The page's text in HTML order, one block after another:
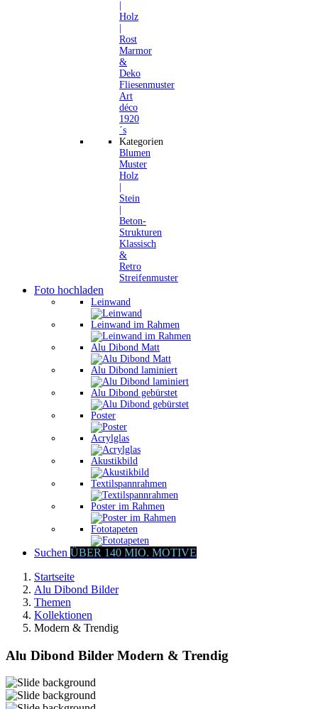
Holz
Rost
Marmor
&
Deko
Fliesenmuster
Art
déco
1920
´s
Kategorien
Blumen
Muster
Holz
Stein
Beton-
Strukturen
Klassisch
&
Retro
Streifenmuster
Foto hochladen
Leinwand
Leinwand im Rahmen
Alu Dibond Matt
Alu Dibond laminiert
Alu Dibond gebürstet
Poster
Acrylglas
Akustikbild
Textilspannrahmen
Poster im Rahmen
Fototapeten
Suchen ÜBER 140 MIO. MOTIVE
Startseite
Alu Dibond Bilder
Themen
Kollektionen
Modern & Trendig
Alu Dibond Bilder Modern & Trendig